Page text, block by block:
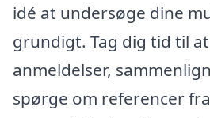
idé at undersøge dine
grundigt. Tag dig tid til
anmeldelser,
spørge om referencer